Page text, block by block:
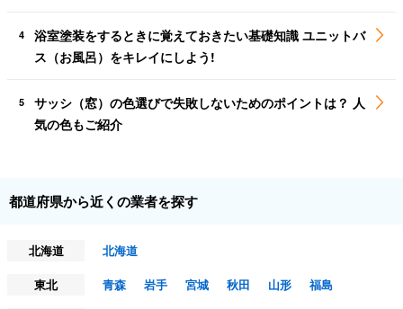
4
浴室塗装をするときに覚えておきたい基礎知識 ユニットバ
ス（お風呂）をキレイにしよう!
5
サッシ（窓）の色選びで失敗しないためのポイントは？ 人
気の色もご紹介
都道府県から近くの業者を探す
北海道
北海道
東北
青森 岩手 宮城 秋田 山形
福島